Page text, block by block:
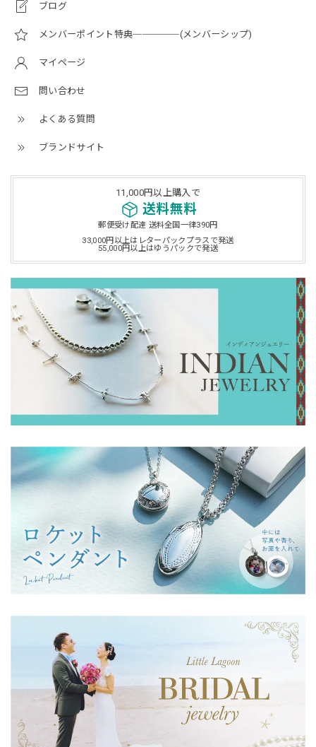
ブログ
メンバーポイント特典─────(メンバーシップ)
マイページ
問い合わせ
よくある質問
ブランドサイト
11,000円以上購入で
送料無料
郵便受け配達 送料全国一律390円
33,000円以上はレターパックプラスで発送
55,000円以上はゆうパックで発送